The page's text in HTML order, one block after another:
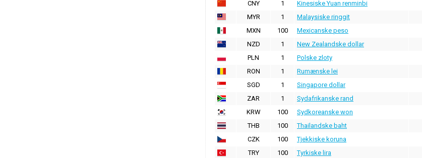
CNY
1 Kinesiske Yuan renminbi
MYR
1 Malaysiske ringgit
MXN
100 Mexicanske peso
NZD
1 New Zealandske dollar
PLN
1 Polske zloty
RON
1 Rumænske lei
SGD
1 Singapore dollar
ZAR
1 Sydafrikanske rand
KRW
100 Sydkoreanske won
THB
100 Thailandske baht
CZK
100 Tjekkiske koruna
TRY
100 Tyrkiske lira